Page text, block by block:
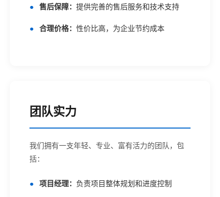
售后保障： 提供完善的售后服务和技术支持
合理价格： 性价比高，为企业节约成本
团队实力
我们拥有一支年轻、专业、富有活力的团队，包
括：
项目经理： 负责项目整体规划和进度控制